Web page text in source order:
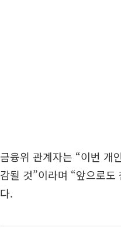
금융위 관계자는 “이번 개
감될 것”이라며 “앞으로
다.